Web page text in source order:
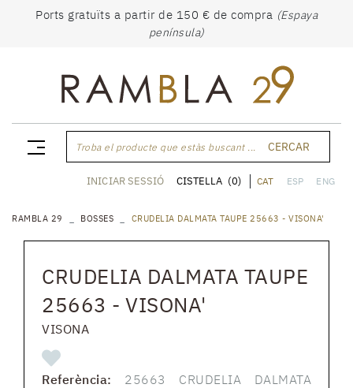
Ports gratuïts a partir de 150 € de compra (Espaya
península)
Troba el producte que estàs buscant ... CERCAR
CAT ESP ENG
INICIAR SESSIÓ CISTELLA (0)
RAMBLA 29 BOSSES CRUDELIA DALMATA TAUPE 25663 - VISONA'
CRUDELIA DALMATA TAUPE
25663 - VISONA'
VISONA
Referència: 25663 CRUDELIA DALMATA